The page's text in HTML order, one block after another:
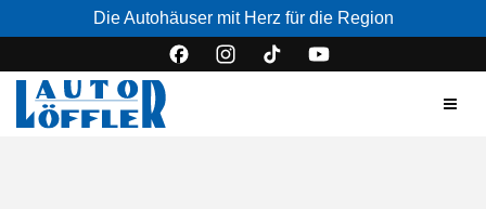
Die Autohäuser mit Herz für die Region